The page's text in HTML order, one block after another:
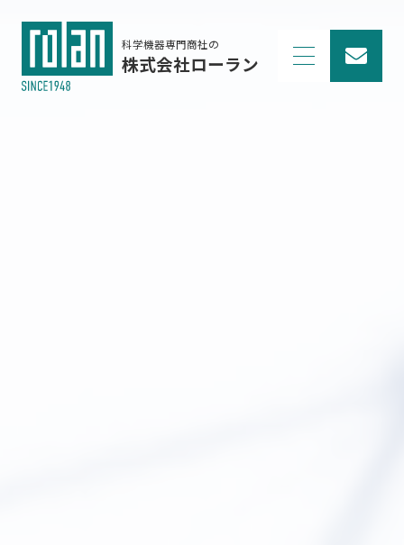
科学機器専門商社の
株式会社ローラン